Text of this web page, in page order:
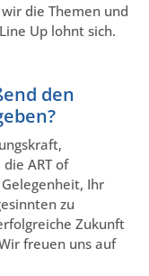
die Themen und
Up lohnt sich.
den
ART of
Ihr
zu
Zukunft
freuen uns auf